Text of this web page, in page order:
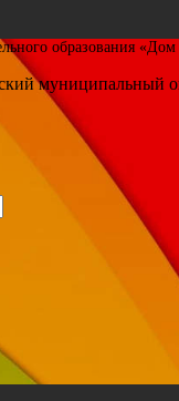
образования «Дом
муниципальный